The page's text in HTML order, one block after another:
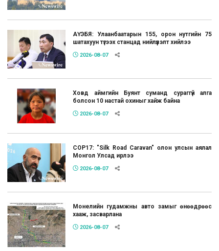
АҮЭБЯ: Улаанбаатарын 155, орон нутгийн 75
шатахуун түгээх станцад нийлүүлэлт хийлээ
2026-08-07
Ховд аймгийн Буянт суманд сураггүй алга
болсон 10 настай охиныг хайж байна
2026-08-07
COP17: "Silk Road Caravan" олон улсын аялал
Монгол Улсад ирлээ
2026-08-07
Монелийн гудамжны авто замыг өнөөдрөөс
хааж, засварлана
2026-08-07